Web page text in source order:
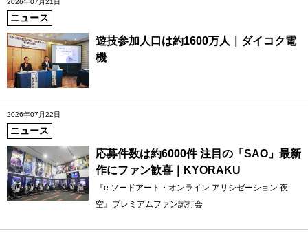
2026年07月21日
ニュース
遊技参加人口は約1600万人｜ダイコク電
機
2026年07月22日
ニュース
応募件数は約6000件 注目の「SAO」最新
作にファン歓喜｜KYORAKU
『e ソードアート・オンライン アリシゼーション 夜
空』プレミアムファン試打会